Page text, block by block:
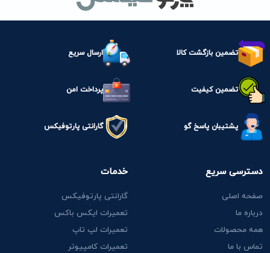
تضمین بازگشت کالا ارسال سریع
تضمین کیفیت پرداخت امن
پشتیبان پاسخ گو گارانتی پارتوفیکس
دسترسی سریع
صفحه اصلی
درباره ما
همه محصولات
تماس با ما
خدمات
گارانتی پارتوفیکس
تعمیرات ایکس باکس
تعمیرات لپ تاپ
تعمیرات کامپیوتر